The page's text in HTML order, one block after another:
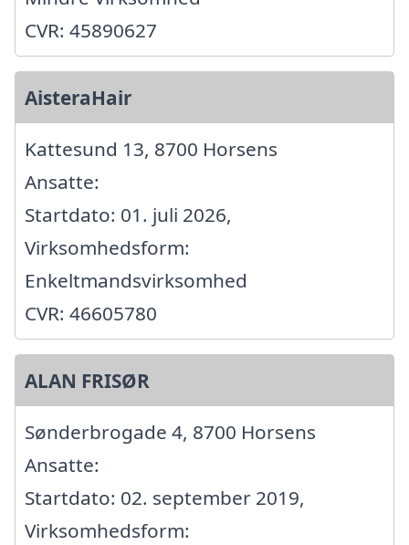
CVR: 45890627
AisteraHair
Kattesund 13, 8700 Horsens
Ansatte:
Startdato: 01. juli 2026,
Virksomhedsform:
Enkeltmandsvirksomhed
CVR: 46605780
ALAN FRISØR
Sønderbrogade 4, 8700 Horsens
Ansatte:
Startdato: 02. september 2019,
Virksomhedsform: